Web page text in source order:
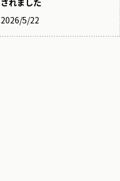
されました
2026/5/22